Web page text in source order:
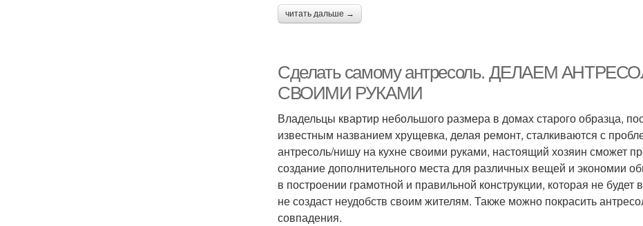
читать дальше →
Сделать самому антресоль. ДЕЛАЕМ
СВОИМИ РУКАМИ
Владельцы квартир небольшого размера в домах старого образца,
известным названием хрущевка, делая ремонт, сталкиваются с
антресоль/нишу на кухне своими руками, настоящий хозяин сможет
создание дополнительного места для различных вещей и экономии
в построении грамотной и правильной конструкции, которая не
не создаст неудобств своим жителям. Также можно покрасить
совпадения.